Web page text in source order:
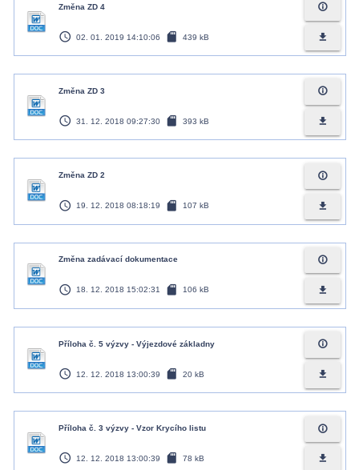
Změna ZD 4
access_time 02. 01. 2019 14:10:06 sd_card 439 kB
info_outline
file_download
Změna ZD 3
access_time 31. 12. 2018 09:27:30 sd_card 393 kB
info_outline
file_download
Změna ZD 2
access_time 19. 12. 2018 08:18:19 sd_card 107 kB
info_outline
file_download
Změna zadávací dokumentace
access_time 18. 12. 2018 15:02:31 sd_card 106 kB
info_outline
file_download
Příloha č. 5 výzvy - Výjezdové základny
access_time 12. 12. 2018 13:00:39 sd_card 20 kB
info_outline
file_download
Příloha č. 3 výzvy - Vzor Krycího listu
access_time 12. 12. 2018 13:00:39 sd_card 78 kB
info_outline
file_download